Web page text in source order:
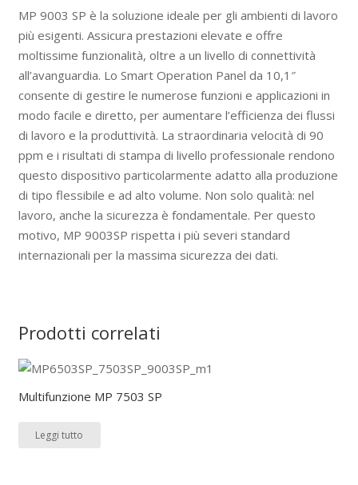
MP 9003 SP è la soluzione ideale per gli ambienti di lavoro
più esigenti. Assicura prestazioni elevate e offre
moltissime funzionalità, oltre a un livello di connettività
all’avanguardia. Lo Smart Operation Panel da 10,1″
consente di gestire le numerose funzioni e applicazioni in
modo facile e diretto, per aumentare l’efficienza dei flussi
di lavoro e la produttività. La straordinaria velocità di 90
ppm e i risultati di stampa di livello professionale rendono
questo dispositivo particolarmente adatto alla produzione
di tipo flessibile e ad alto volume. Non solo qualità: nel
lavoro, anche la sicurezza è fondamentale. Per questo
motivo, MP 9003SP rispetta i più severi standard
internazionali per la massima sicurezza dei dati.
Prodotti correlati
Multifunzione MP 7503 SP
Leggi tutto